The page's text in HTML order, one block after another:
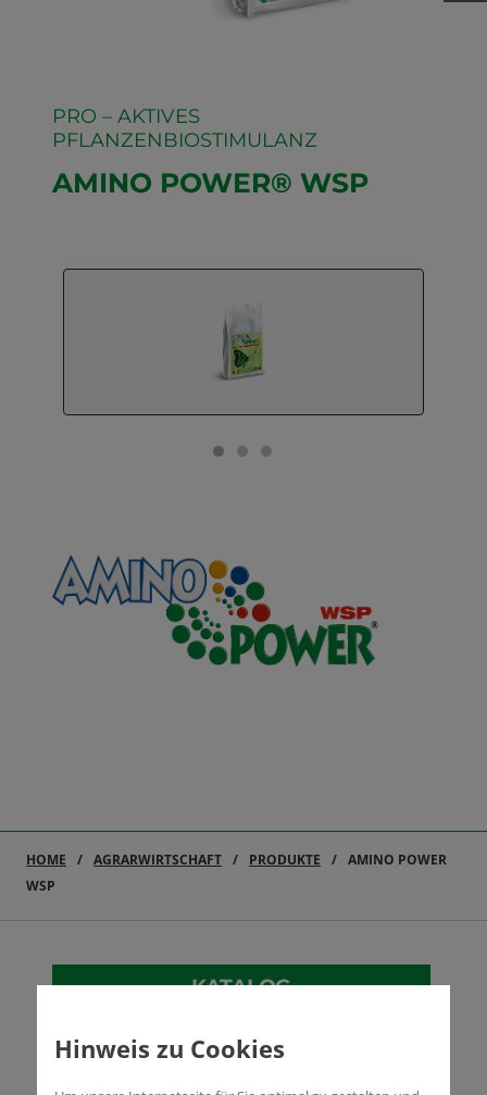
PRO – AKTIVES
PFLANZENBIOSTIMULANZ
AMINO POWER® WSP
HOME AGRARWIRTSCHAFT PRODUKTE
AMINO POWER
WSP
KATALOG
REGISTRIERUNGEN
Hinweis zu Cookies